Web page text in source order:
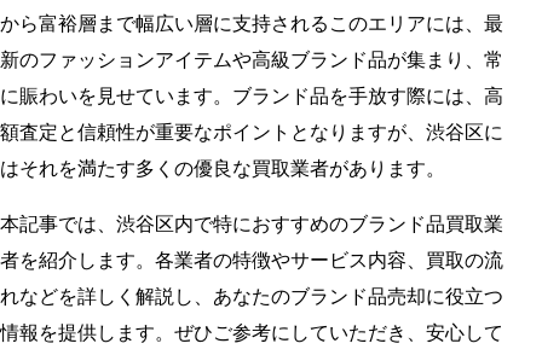
から富裕層まで幅広い層に支持されるこのエリアには、最
新のファッションアイテムや高級ブランド品が集まり、常
に賑わいを見せています。ブランド品を手放す際には、高
額査定と信頼性が重要なポイントとなりますが、渋谷区に
はそれを満たす多くの優良な買取業者があります。
本記事では、渋谷区内で特におすすめのブランド品買取業
者を紹介します。各業者の特徴やサービス内容、買取の流
れなどを詳しく解説し、あなたのブランド品売却に役立つ
情報を提供します。ぜひご参考にしていただき、安心して